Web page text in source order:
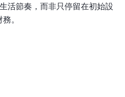
活節奏，而非只停留在初始設
。